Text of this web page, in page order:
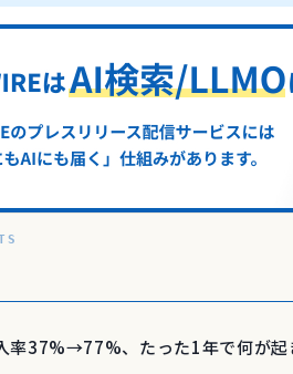
率37%→77%、たった1年で何が起